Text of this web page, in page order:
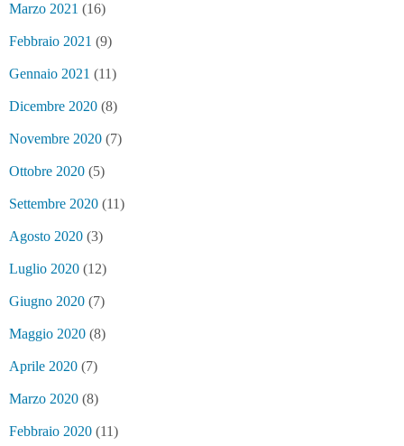
Marzo 2021 (16)
Febbraio 2021 (9)
Gennaio 2021 (11)
Dicembre 2020 (8)
Novembre 2020 (7)
Ottobre 2020 (5)
Settembre 2020 (11)
Agosto 2020 (3)
Luglio 2020 (12)
Giugno 2020 (7)
Maggio 2020 (8)
Aprile 2020 (7)
Marzo 2020 (8)
Febbraio 2020 (11)